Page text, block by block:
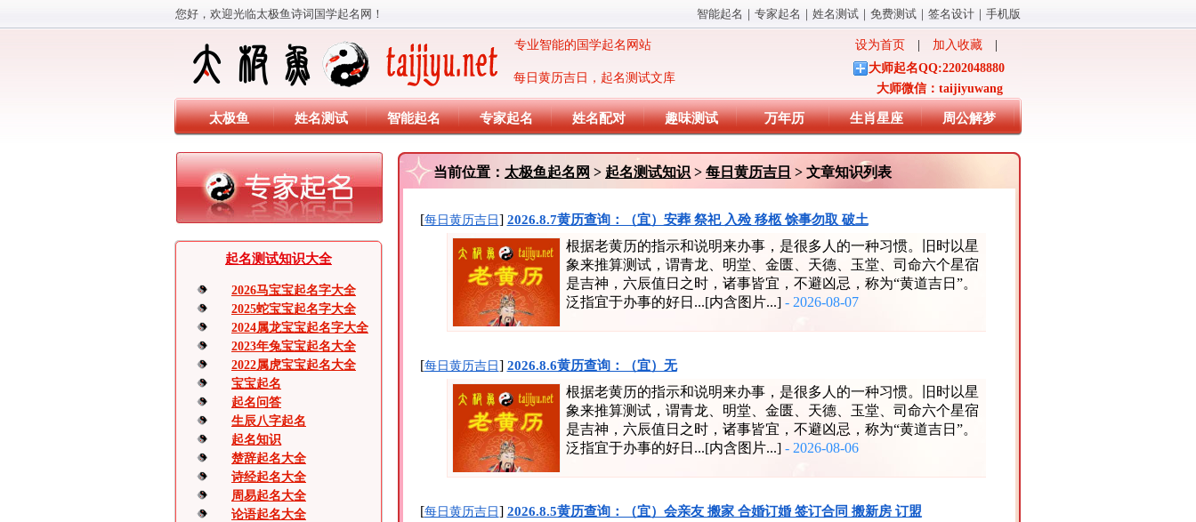
智能起名 ｜ 专家起名 ｜ 姓名测试 ｜ 免费测试 ｜ 签名设计 ｜ 手机版
您好，欢迎光临太极鱼诗词国学起名网！
每日黄历吉日，起名测试文库
专业智能的国学起名网站 设为首页 加入收藏
大师起名QQ:2202048880
大师微信：taijiyuwang
太极鱼 姓名测试 智能起名 专家起名 姓名配对 趣味测试 万年历 生肖星座 周公解梦
起名测试知识大全
2026马宝宝起名字大全
2025蛇宝宝起名字大全
2024属龙宝宝起名字大全
2023年兔宝宝起名大全
2022属虎宝宝起名大全
宝宝起名
起名问答
生辰八字起名
起名知识
楚辞起名大全
诗经起名大全
周易起名大全
论语起名大全
当前位置： 太极鱼起名网 > 起名测试知识 > 每日黄历吉日 > 文章知识列表
[每日黄历吉日 ] 2026.8.7黄历查询：（宜）安葬 祭祀 入殓 移柩 馀事勿取 破土
根据老黄历的指示和说明来办事，是很多人的一种习惯。旧时以星
象来推算测试，谓青龙、明堂、金匮、天德、玉堂、司命六个星宿
是吉神，六辰值日之时，诸事皆宜，不避凶忌，称为“黄道吉日”。
泛指宜于办事的好日...[内含图片...] - 2026-08-07
[每日黄历吉日 ] 2026.8.6黄历查询：（宜）无
根据老黄历的指示和说明来办事，是很多人的一种习惯。旧时以星
象来推算测试，谓青龙、明堂、金匮、天德、玉堂、司命六个星宿
是吉神，六辰值日之时，诸事皆宜，不避凶忌，称为“黄道吉日”。
泛指宜于办事的好日...[内含图片...] - 2026-08-06
[每日黄历吉日 ] 2026.8.5黄历查询：（宜）会亲友 搬家 合婚订婚 签订合同 搬新房 订盟